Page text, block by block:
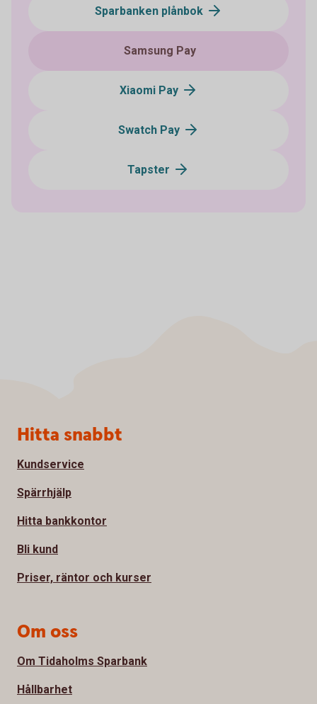
Sparbanken plånbok
Samsung Pay
Xiaomi Pay
Swatch Pay
Tapster
Sidfot
Hitta snabbt
Kundservice
Spärrhjälp
Hitta bankkontor
Bli kund
Priser, räntor och kurser
Om oss
Om Tidaholms Sparbank
Hållbarhet